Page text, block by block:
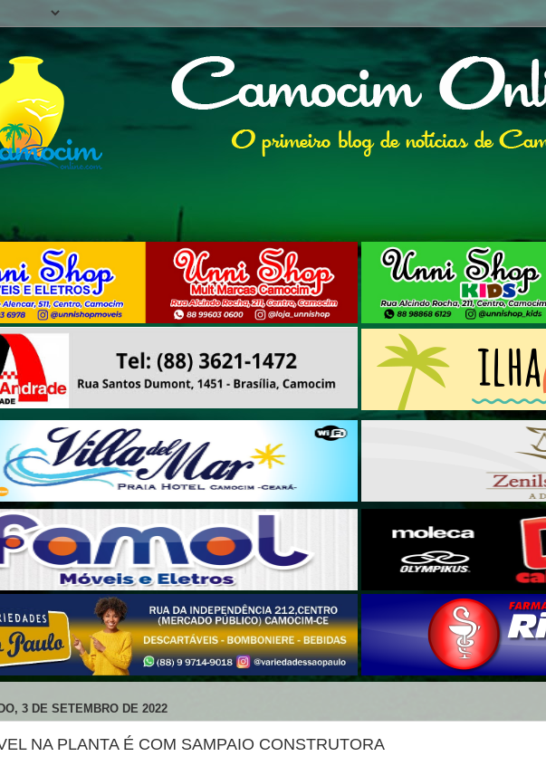
3 DE SETEMBRO DE 2022
NA PLANTA É COM SAMPAIO CONSTRUTORA